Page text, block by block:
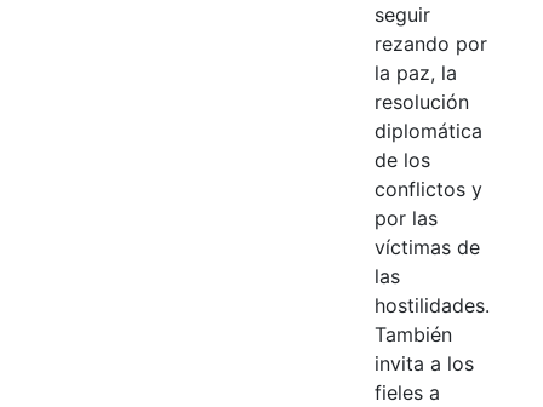
seguir
rezando por
la paz, la
resolución
diplomática
de los
conflictos y
por las
víctimas de
las
hostilidades.
También
invita a los
fieles a